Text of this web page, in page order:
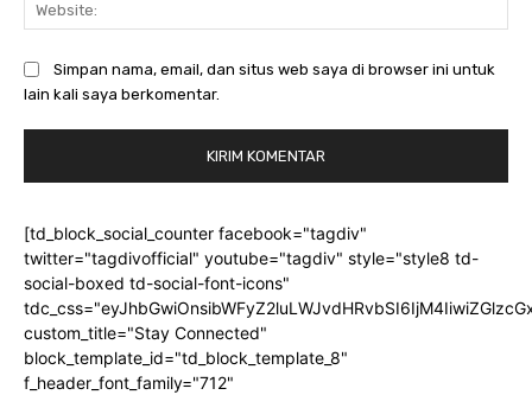
Simpan nama, email, dan situs web saya di browser ini untuk
lain kali saya berkomentar.
[td_block_social_counter facebook="tagdiv"
twitter="tagdivofficial" youtube="tagdiv" style="style8 td-
social-boxed td-social-font-icons"
custom_title="Stay Connected"
block_template_id="td_block_template_8"
f_header_font_family="712"